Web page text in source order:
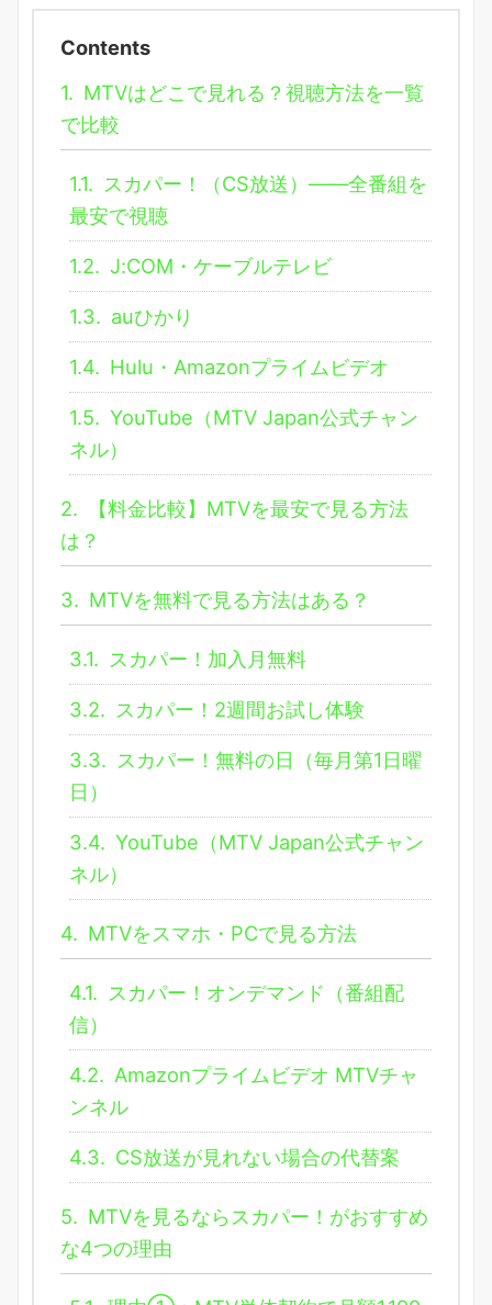
Contents
1. MTVはどこで見れる？視聴方法を一覧
で比較
1.1. スカパー！（CS放送）――全番組を
最安で視聴
1.2. J:COM・ケーブルテレビ
1.3. auひかり
1.4. Hulu・Amazonプライムビデオ
1.5. YouTube（MTV Japan公式チャン
ネル）
2.
【料金比較】MTVを最安で見る方法
は？
3. MTVを無料で見る方法はある？
3.1. スカパー！加入月無料
3.2. スカパー！2週間お試し体験
3.3. スカパー！無料の日（毎月第1日曜
日）
3.4. YouTube（MTV Japan公式チャン
ネル）
4. MTVをスマホ・PCで見る方法
4.1. スカパー！オンデマンド（番組配
信）
4.2. Amazonプライムビデオ MTVチャ
ンネル
4.3. CS放送が見れない場合の代替案
5. MTVを見るならスカパー！がおすすめ
な4つの理由